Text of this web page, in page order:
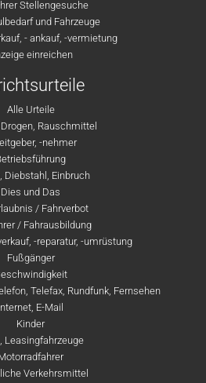
Stellengesuche
und Fahrzeuge
- ankauf, -vermietung
einreichen
Alle Urteile
Rauschmittel
-nehmer
Diebstahl, Einbruch
Dies und Das
/ Fahrverbot
/ Fahrausbildung
-reparatur, -umrüstung
Fußgänger
Telefax, Rundfunk, Fernsehen
E-Mail
Kinder
Leasingfahrzeuge
Verkehrsmittel